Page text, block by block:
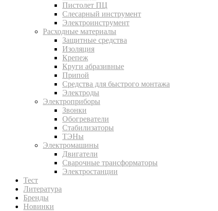
Пистолет ПЦ
Слесарный инструмент
Электроинструмент
Расходные материалы
Защитные средства
Изоляция
Крепеж
Круги абразивные
Припой
Средства для быстрого монтажа
Электроды
Электроприборы
Звонки
Обогреватели
Стабилизаторы
ТЭНы
Электромашины
Двигатели
Сварочные трансформаторы
Электростанции
Тест
Литература
Бренды
Новинки